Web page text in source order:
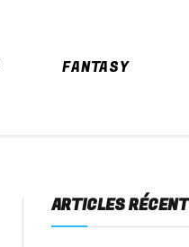
FANTASY
ARTICLES